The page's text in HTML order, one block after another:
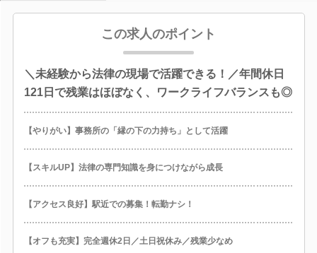
この求人のポイント
＼未経験から法律の現場で活躍できる！／年間休日
121日で残業はほぼなく、ワークライフバランスも◎
【やりがい】事務所の「縁の下の力持ち」として活躍
【スキルUP】法律の専門知識を身につけながら成長
【アクセス良好】駅近での募集！転勤ナシ！
【オフも充実】完全週休2日／土日祝休み／残業少なめ